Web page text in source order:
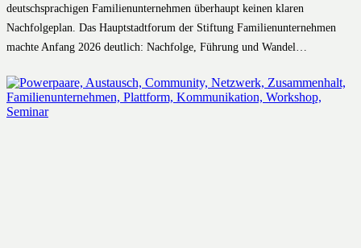
deutschsprachigen Familienunternehmen überhaupt keinen klaren
Nachfolgeplan. Das Hauptstadtforum der Stiftung Familienunternehmen
machte Anfang 2026 deutlich: Nachfolge, Führung und Wandel…